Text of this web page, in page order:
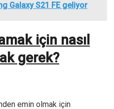
Galaxy S21 FE geliyor
için nasıl
gerek?
emin olmak için